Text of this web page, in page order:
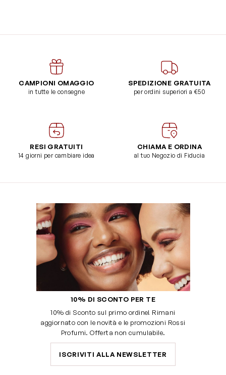
CAMPIONI OMAGGIO
in tutte le consegne
SPEDIZIONE GRATUITA
per ordini superiori a €50
RESI GRATUITI
14 giorni per cambiare idea
CHIAMA E ORDINA
al tuo Negozio di Fiducia
10% DI SCONTO PER TE
10% di Sconto sul primo ordine! Rimani
aggiornato con le novità e le promozioni Rossi
Profumi. Offerta non cumulabile.
ISCRIVITI ALLA NEWSLETTER